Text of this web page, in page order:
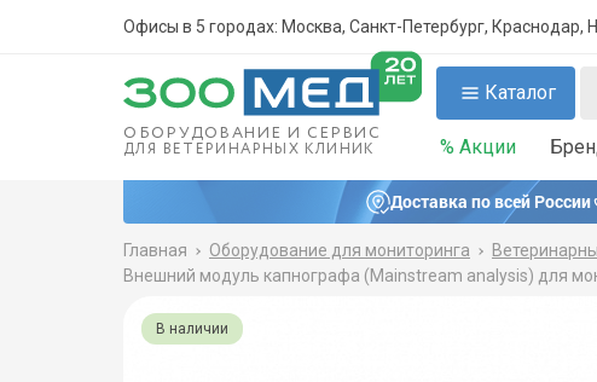
Офисы в 5 городах: Москва, Санкт-Петербург, Краснодар,
ОБОРУДОВАНИЕ И СЕРВИС
ДЛЯ ВЕТЕРИНАРНЫХ КЛИНИК
Каталог
% Акции
Доставка по всей России
Главная Оборудование для мониторинга
Внешний модуль капнографа (Mainstream analysis) для
В наличии